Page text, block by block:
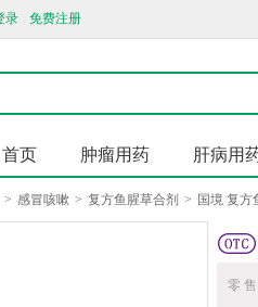
录 免费注册
首页 肿瘤用药 肝病用
> 感冒咳嗽 > 复方鱼腥草合剂 > 国境 复方
零